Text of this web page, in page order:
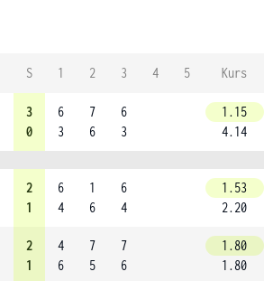
S 1 2 3 4 5 Kurs
3
0
6
3
7
6
6
3
1.15
4.14
2
1
6
4
1
6
6
4
1.53
2.20
2
1
4
6
7
5
7
6
1.80
1.80